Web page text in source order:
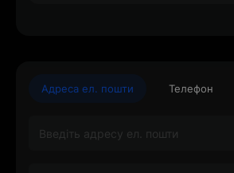
Адреса ел. пошти Телефон